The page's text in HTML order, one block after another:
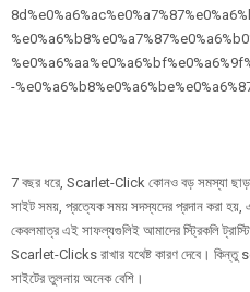
-
7 বছর ধরে, Scarlet-Click কোনও বড় সমস্যা
সাইট সময়, প্রত্যেক সময় সদস্যদের প্রদান করা হয়,
কেবলমাত্র এই সাফল্যগুলিই আমাদের স্ট্রিকলি ট্রাস্টি
Scarlet-Clicks রাখার যথেষ্ট কারণ দেবে। কিন্তু
সাইটের তুলনায় অনেক বেশি।